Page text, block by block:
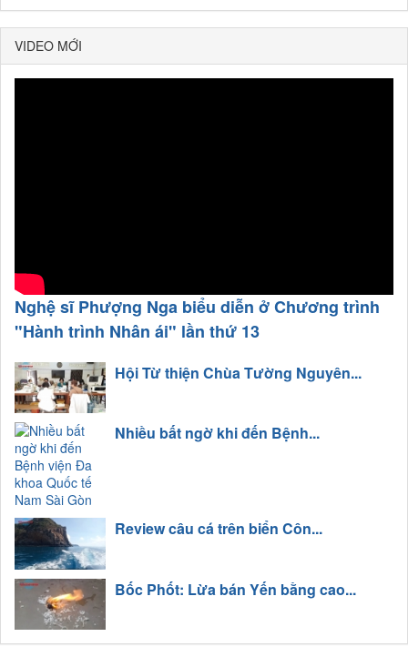
VIDEO MỚI
Nghệ sĩ Phượng Nga biểu diễn ở Chương trình
"Hành trình Nhân ái" lần thứ 13
Hội Từ thiện Chùa Tường Nguyên...
Nhiều bất ngờ khi đến Bệnh...
Review câu cá trên biển Côn...
Bốc Phốt: Lừa bán Yến bằng cao...